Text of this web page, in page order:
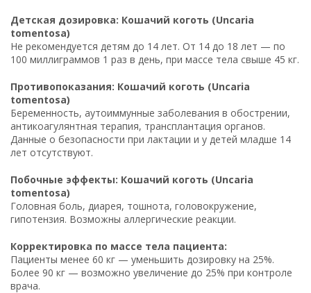
Детская дозировка: Кошачий коготь (Uncaria
tomentosa)
Не рекомендуется детям до 14 лет. От 14 до 18 лет — по
100 миллиграммов 1 раз в день, при массе тела свыше 45 кг.
Противопоказания: Кошачий коготь (Uncaria
tomentosa)
Беременность, аутоиммунные заболевания в обострении,
антикоагулянтная терапия, трансплантация органов.
Данные о безопасности при лактации и у детей младше 14
лет отсутствуют.
Побочные эффекты: Кошачий коготь (Uncaria
tomentosa)
Головная боль, диарея, тошнота, головокружение,
гипотензия. Возможны аллергические реакции.
Корректировка по массе тела пациента:
Пациенты менее 60 кг — уменьшить дозировку на 25%.
Более 90 кг — возможно увеличение до 25% при контроле
врача.